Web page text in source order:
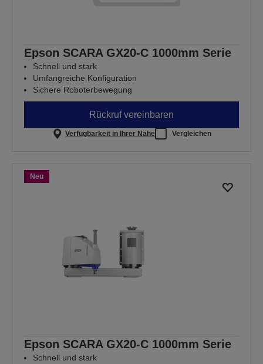
Epson SCARA GX20-C 1000mm Serie
Schnell und stark
Umfangreiche Konfiguration
Sichere Roboterbewegung
Rückruf vereinbaren
Verfügbarkeit in Ihrer Nähe Vergleichen
Neu
Epson SCARA GX20-C 1000mm Serie
Schnell und stark